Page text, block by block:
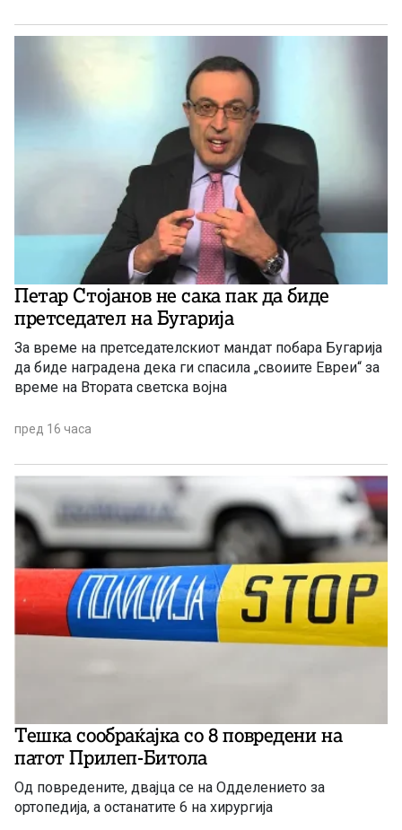
Петар Стојанов не сака пак да биде
претседатeл на Бугарија
За време на претседателскиот мандат побара Бугарија
да биде наградена дека ги спасила „своиите Евреи“ за
време на Втората светска војна
пред 16 часа
Тешка сообраќајка со 8 повредени на
патот Прилеп-Битола
Од повредените, двајца се на Одделението за
ортопедија, а останатите 6 на хирургија